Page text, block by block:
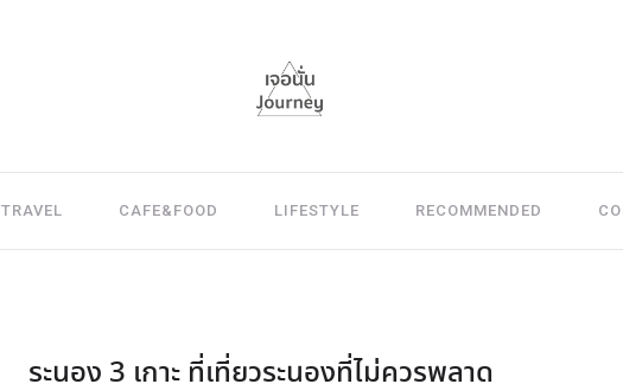
TRAVEL CAFE&FOOD LIFESTYLE RECOMMENDED
ระนอง 3 เกาะ ที่เที่ยวระนองที่ไม่ควรพลาด